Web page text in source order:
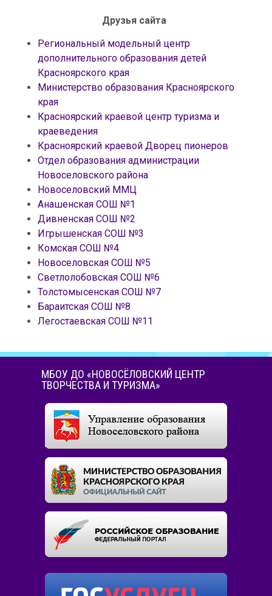
Друзья сайта
Региональный модельный центр
дополнительного образования детей
Красноярского края
Министерство образования Красноярского
края
Красноярский краевой центр туризма и
краеведения
Красноярский краевой Дворец пионеров
Отдел образования администрации
Новоселовского района
Новоселовский ММЦ
Анашенская СОШ №1
Дивненская СОШ №2
Игрышенская СОШ №3
Комская СОШ №4
Новоселовская СОШ №5
Светлолобовская СОШ №6
Толстомысенская СОШ №7
Бараитская СОШ №8
Легостаевская СОШ №11
МБОУ ДО «НОВОСЁЛОВСКИЙ ЦЕНТР
ТВОРЧЕСТВА И ТУРИЗМА»